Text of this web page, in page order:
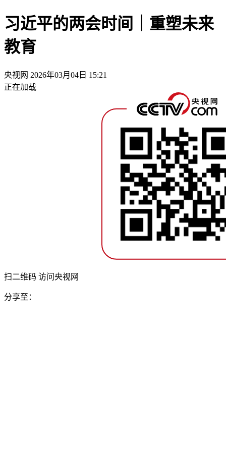
习近平的两会时间｜重塑未来
教育
央视网 2026年03月04日 15:21
正在加载
扫二维码 访问央视网
分享至：